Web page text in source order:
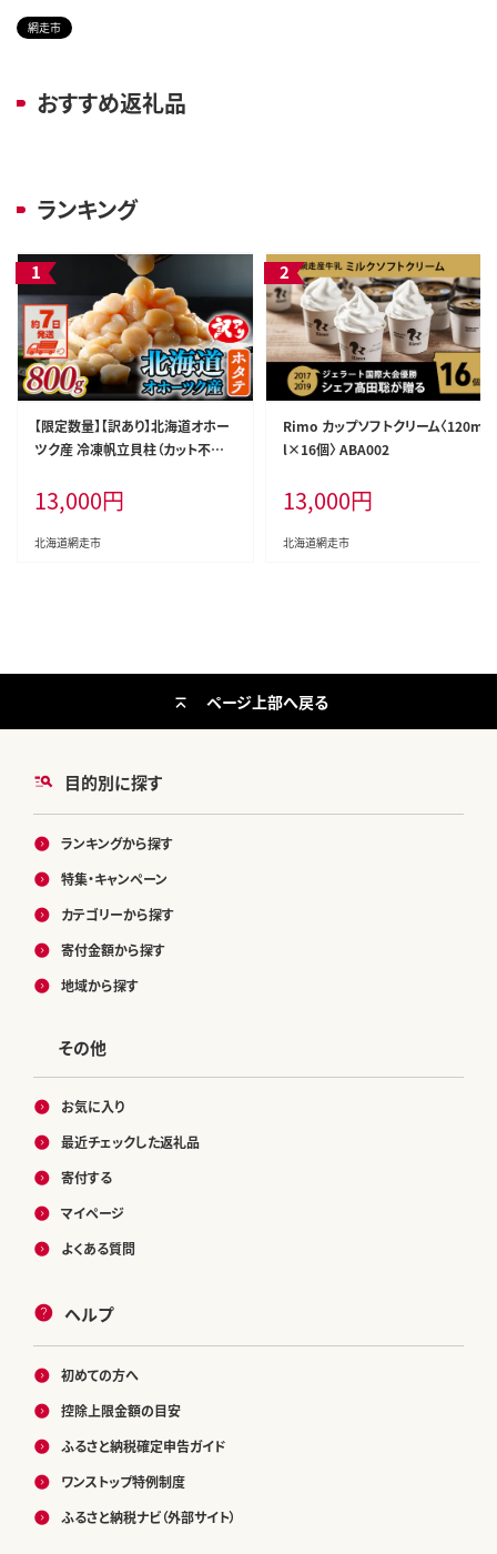
網走市
おすすめ返礼品
ランキング
【限定数量】【訳あり】北海道オホー
ツク産 冷凍帆立貝柱（カット不要で
R023
13,000円
北海道網走市
Rimo カップソフトクリーム〈120m
l×16個〉 ABA002
13,000円
北海道網走市
目的別に探す
ランキングから探す
特集・キャンペーン
カテゴリーから探す
寄付金額から探す
地域から探す
その他
お気に入り
最近チェックした返礼品
寄付する
マイページ
よくある質問
ヘルプ
初めての方へ
控除上限金額の目安
ふるさと納税確定申告ガイド
ワンストップ特例制度
ふるさと納税ナビ（外部サイト）
ページ上部へ戻る